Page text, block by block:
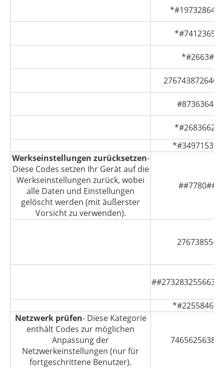
*#7412365#
*#2663#
#8736364#
*#2683662#
*#34971539#
Werkseinstellungen zurücksetzen-
Diese Codes setzen Ihr Gerät auf die
Werkseinstellungen zurück, wobei
alle Daten und Einstellungen
gelöscht werden (mit äußerster
Vorsicht zu verwenden).
##7780##
27673855#
*#22558463#
Netzwerk prüfen- Diese Kategorie
enthält Codes zur möglichen
Anpassung der
Netzwerkeinstellungen (nur für
fortgeschrittene Benutzer).